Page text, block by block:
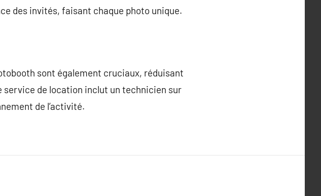
des invités, faisant chaque photo unique.
sont également cruciaux, réduisant
service de location inclut un technicien sur
de l’activité.